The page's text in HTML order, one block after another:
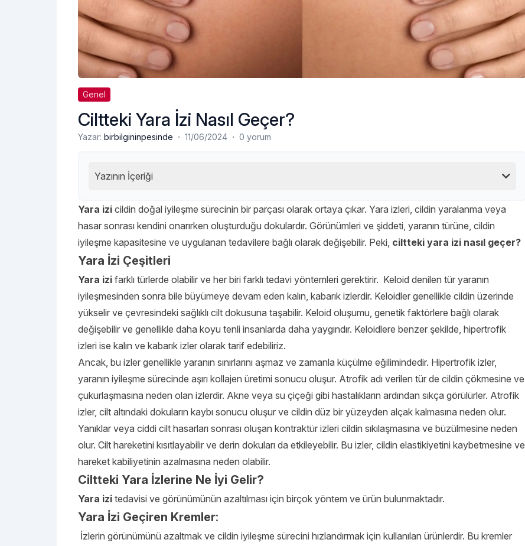
Genel
Ciltteki Yara İzi Nasıl Geçer?
Yazar: birbilgininpesinde · 11/06/2024 · 0 yorum
Yazının İçeriği
Yara izi cildin doğal iyileşme sürecinin bir parçası olarak ortaya çıkar. Yara izleri, cildin yaralanma veya
hasar sonrası kendini onarırken oluşturduğu dokulardır. Görünümleri ve şiddeti, yaranın türüne, cildin
iyileşme kapasitesine ve uygulanan tedavilere bağlı olarak değişebilir. Peki, ciltteki yara izi nasıl geçer?
Yara İzi Çeşitleri
Yara izi farklı türlerde olabilir ve her biri farklı tedavi yöntemleri gerektirir. Keloid denilen tür yaranın
iyileşmesinden sonra bile büyümeye devam eden kalın, kabarık izlerdir. Keloidler genellikle cildin üzerinde
yükselir ve çevresindeki sağlıklı cilt dokusuna taşabilir. Keloid oluşumu, genetik faktörlere bağlı olarak
değişebilir ve genellikle daha koyu tenli insanlarda daha yaygındır. Keloidlere benzer şekilde, hipertrofik
izleri ise kalın ve kabarık izler olarak tarif edebiliriz.
Ancak, bu izler genellikle yaranın sınırlarını aşmaz ve zamanla küçülme eğilimindedir. Hipertrofik izler,
yaranın iyileşme sürecinde aşırı kollajen üretimi sonucu oluşur. Atrofik adı verilen tür de cildin çökmesine ve
çukurlaşmasına neden olan izlerdir. Akne veya su çiçeği gibi hastalıkların ardından sıkça görülürler. Atrofik
izler, cilt altındaki dokuların kaybı sonucu oluşur ve cildin düz bir yüzeyden alçak kalmasına neden olur.
Yanıklar veya ciddi cilt hasarları sonrası oluşan kontraktür izleri cildin sıkılaşmasına ve büzülmesine neden
olur. Cilt hareketini kısıtlayabilir ve derin dokuları da etkileyebilir. Bu izler, cildin elastikiyetini kaybetmesine ve
hareket kabiliyetinin azalmasına neden olabilir.
Ciltteki Yara İzlerine Ne İyi Gelir?
Yara izi tedavisi ve görünümünün azaltılması için birçok yöntem ve ürün bulunmaktadır.
Yara İzi Geçiren Kremler:
İzlerin görünümünü azaltmak ve cildin iyileşme sürecini hızlandırmak için kullanılan ürünlerdir. Bu kremler